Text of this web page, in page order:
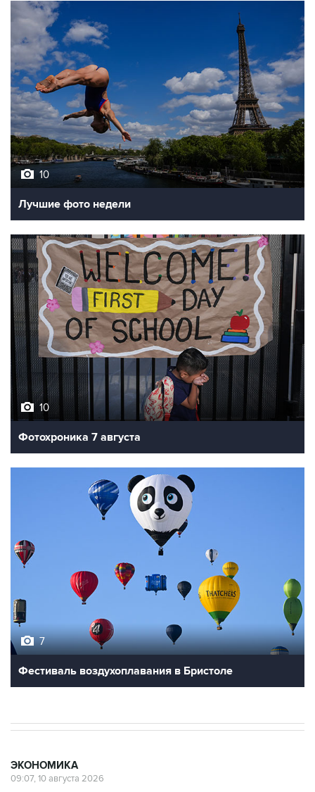
10
Лучшие фото недели
10
Фотохроника 7 августа
7
Фестиваль воздухоплавания в Бристоле
ЭКОНОМИКА
09:07, 10 августа 2026